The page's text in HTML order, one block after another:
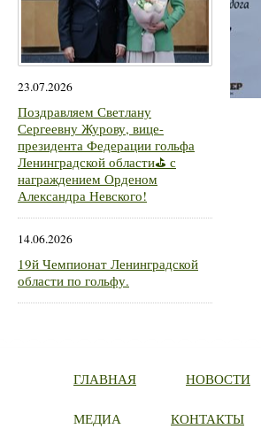
23.07.2026
Поздравляем Светлану
Сергеевну Журову, вице-
президента Федерации гольфа
Ленинградской области⛳ с
награждением Орденом
Александра Невского!
14.06.2026
19й Чемпионат Ленинградской
области по гольфу.
ГЛАВНАЯ НОВОСТИ
МЕДИА КОНТАКТЫ